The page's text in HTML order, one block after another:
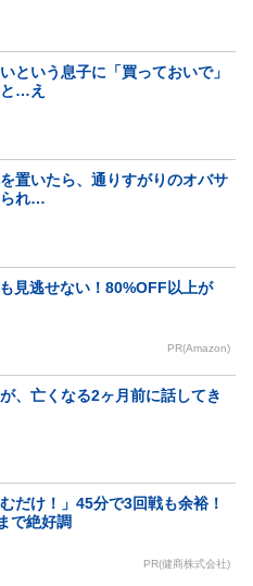
という息子に「買っておいで」
…え
置いたら、通りすがりのオバサ
られ…
見逃せない！80%OFF以上が
PR(Amazon)
、亡くなる2ヶ月前に話してき
むだけ！」45分で3回戦も余裕！
で絶好調
PR(健商株式会社)